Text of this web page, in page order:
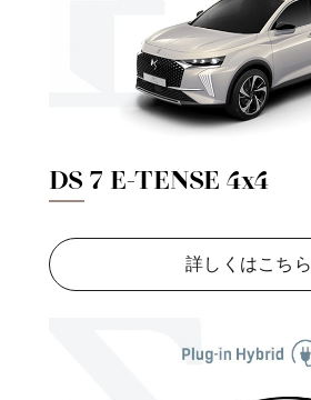
DS 7 E-TENSE 4x4
詳しくはこちら